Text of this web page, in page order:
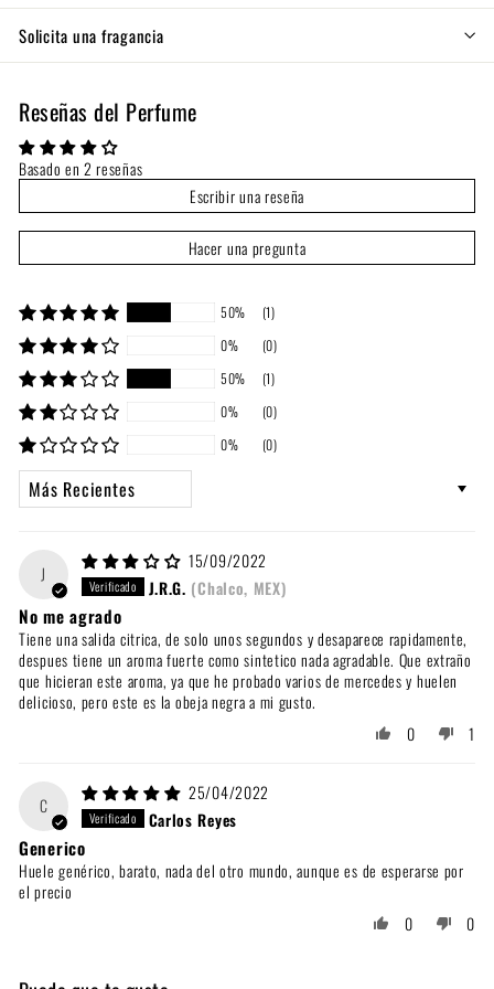
Solicita una fragancia
Reseñas del Perfume
Basado en 2 reseñas
Escribir una reseña
Hacer una pregunta
50%
(1)
0%
(0)
50%
(1)
0%
(0)
0%
(0)
Sort by
J
15/09/2022
J.R.G. (Chalco, MEX)
No me agrado
Tiene una salida citrica, de solo unos segundos y desaparece rapidamente,
despues tiene un aroma fuerte como sintetico nada agradable. Que extraño
que hicieran este aroma, ya que he probado varios de mercedes y huelen
delicioso, pero este es la obeja negra a mi gusto.
0
1
C
25/04/2022
Carlos Reyes
Generico
Huele genérico, barato, nada del otro mundo, aunque es de esperarse por
el precio
0
0